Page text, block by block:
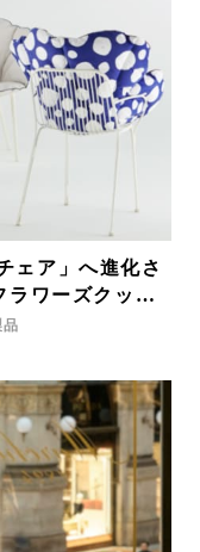
ェア」へ進化さ
ラワーズクッシ
品